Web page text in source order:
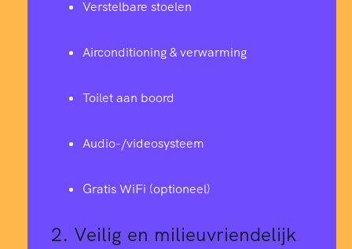
Verstelbare stoelen
Airconditioning & verwarming
Toilet aan boord
Audio-/videosysteem
Gratis WiFi (optioneel)
2. Veilig en milieuvriendelijk